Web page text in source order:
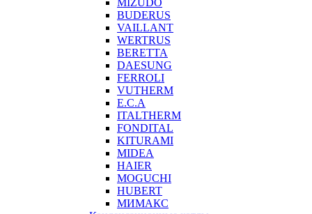
MIZUDO
BUDERUS
VAILLANT
WERTRUS
BERETTA
DAESUNG
FERROLI
VUTHERM
E.C.A
ITALTHERM
FONDITAL
KITURAMI
MIDEA
HAIER
MOGUCHI
HUBERT
МИМАКС